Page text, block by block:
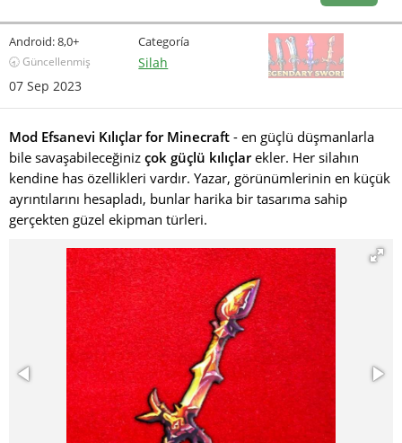
Android:8,0+
🕣 Güncellenmiş
07 Sep 2023
Categoría
Silah
Mod Efsanevi Kılıçlar for Minecraft - en güçlü düşmanlarla
bile savaşabileceğiniz çok güçlü kılıçlarekler. Her silahın
kendine has özellikleri vardır. Yazar, görünümlerinin en küçük
ayrıntılarını hesapladı, bunlar harika bir tasarıma sahip
gerçekten güzel ekipman türleri.